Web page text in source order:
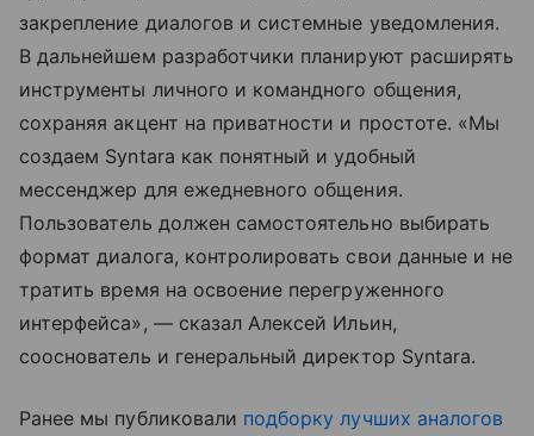
закрепление диалогов и системные уведомления.
В дальнейшем разработчики планируют расширять
инструменты личного и командного общения,
сохраняя акцент на приватности и простоте. «Мы
создаем Syntara как понятный и удобный
мессенджер для ежедневного общения.
Пользователь должен самостоятельно выбирать
формат диалога, контролировать свои данные и не
тратить время на освоение перегруженного
интерфейса», — сказал Алексей Ильин,
сооснователь и генеральный директор Syntara.
Ранее мы публиковали подборку лучших аналогов